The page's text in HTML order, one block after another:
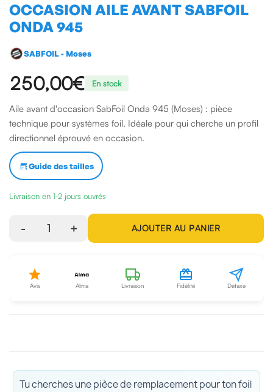
OCCASION AILE AVANT SABFOIL
ONDA 945
SABFOIL - Moses
250,00€ En stock
Aile avant d'occasion SabFoil Onda 945 (Moses) : pièce
technique pour systèmes foil. Idéale pour qui cherche un profil
directionnel éprouvé en occasion.
Guide des tailles
Livraison en 1-2 jours ouvrés
- 1 + AJOUTER AU PANIER
Avis Alma Livraison Fidélité Détaxe
Tu cherches une pièce de remplacement pour ton foil